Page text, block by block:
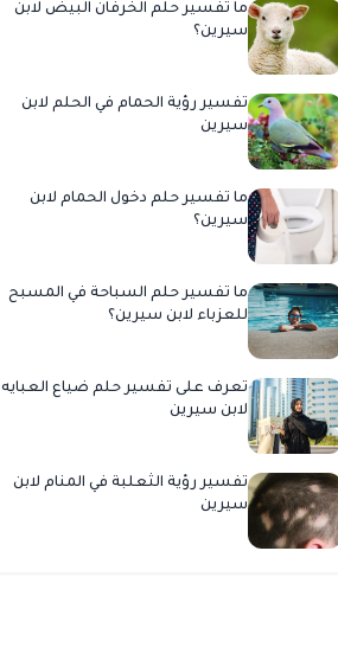
ما تفسير حلم الخرفان البيض لابن
سيرين؟
تفسير رؤية الحمام في الحلم لابن
سيرين
ما تفسير حلم دخول الحمام لابن
سيرين؟
ما تفسير حلم السباحة في المسبح
للعزباء لابن سيرين؟
تعرف على تفسير حلم ضياع العبايه
لابن سيرين
تفسير رؤية الثعلبة في المنام لابن
سيرين